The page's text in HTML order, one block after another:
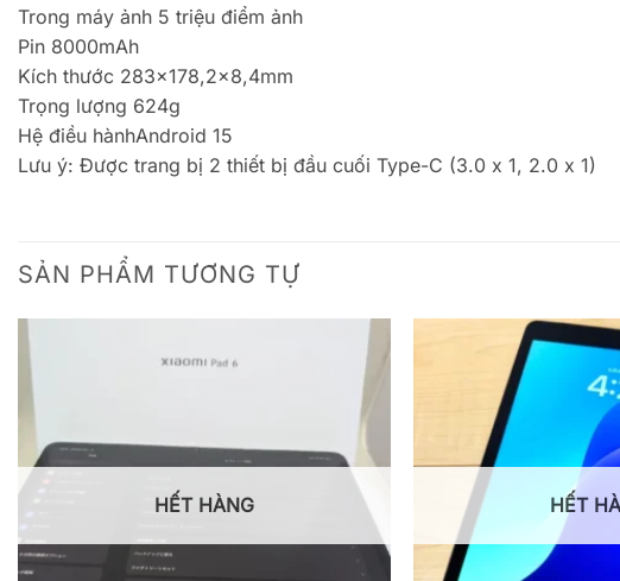
Trong máy ảnh 5 triệu điểm ảnh
Pin 8000mAh
Kích thước 283×178,2×8,4mm
Trọng lượng 624g
Hệ điều hànhAndroid 15
Lưu ý: Được trang bị 2 thiết bị đầu cuối Type-C (3.0 x 1, 2.0 x 1)
SẢN PHẨM TƯƠNG TỰ
HẾT HÀNG HẾT